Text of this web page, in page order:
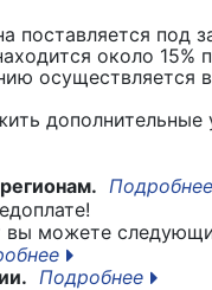
поставляется под
около 15%
осуществляется
Подробнее
вы можете
Подробнее